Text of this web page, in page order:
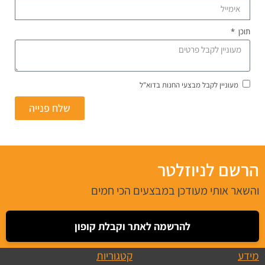
תוכן
מעוניין לקבל מבצעי החנות בדוא"ל
שלח פנייה
הרשם לניוזלטר
והשאר אותי מעודכן במבצעים הכי חמים
להרשמה לאתר וקבלת קופון
מידע קטגוריות